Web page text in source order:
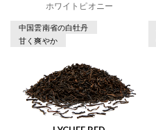
ホワイトピオニー
中国雲南省の白牡丹
甘く爽やか